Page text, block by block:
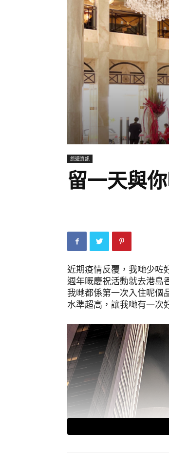
旅遊資訊
留一天與
近期疫情反覆，我哋少咗
週年嘅慶祝活動就去港
我哋都係第一次入住呢個
水準超高，讓我哋有一次